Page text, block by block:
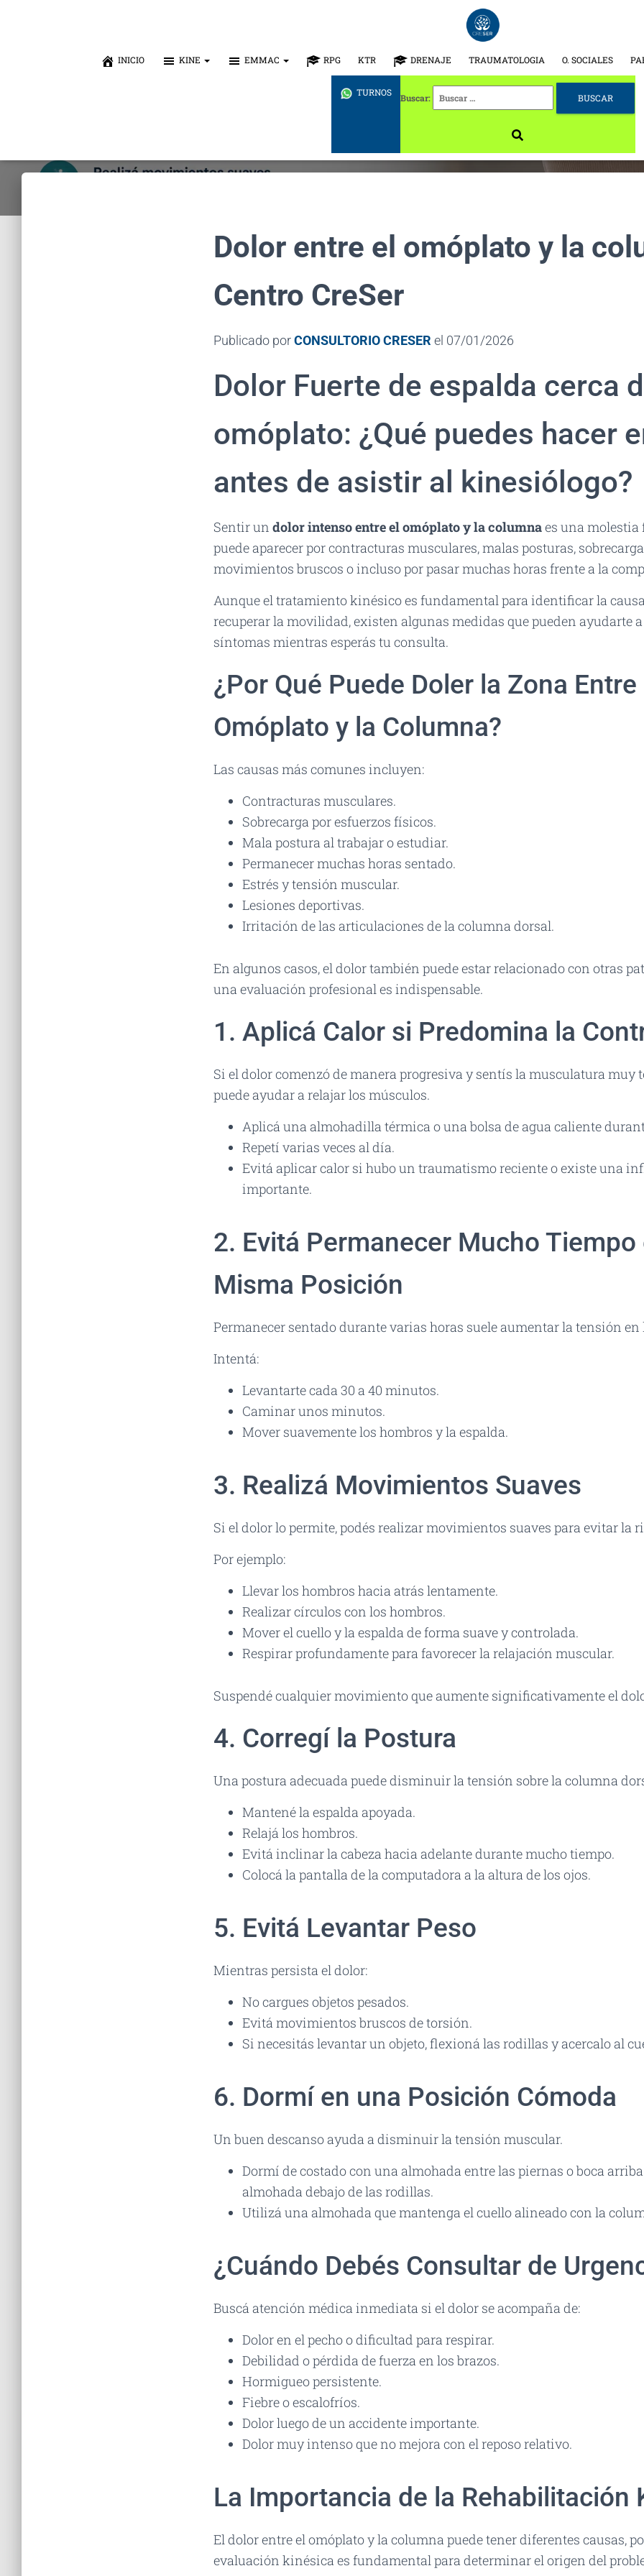
INICIO KINE EMMAC RPG KTR DRENAJE TRAUMATOLOGIA O. SOCIALES
TURNOS Buscar:
Dolor entre el omóplato y la
Centro CreSer
Publicado porCONSULTORIO CRESER el 07/01/2026
Dolor Fuerte de espalda cerca
omóplato: ¿Qué puedes hacer
antes de asistir al kinesiólogo?
Sentir un dolor intenso entre el omóplato y la columnaes una molestia
puede aparecer por contracturas musculares, malas posturas,
movimientos bruscos o incluso por pasar muchas horas frente a la
Aunque el tratamiento kinésico es fundamental para identificar la
recuperar la movilidad, existen algunas medidas que pueden ayudarte
síntomas mientras esperás tu consulta.
¿Por Qué Puede Doler la Zona Entre
Omóplato y la Columna?
Las causas más comunes incluyen:
Contracturas musculares.
Sobrecarga por esfuerzos físicos.
Mala postura al trabajar o estudiar.
Permanecer muchas horas sentado.
Estrés y tensión muscular.
Lesiones deportivas.
Irritación de las articulaciones de la columna dorsal.
En algunos casos, el dolor también puede estar relacionado con otras
una evaluación profesional es indispensable.
1. Aplicá Calor si Predomina la
Si el dolor comenzó de manera progresiva y sentís la musculatura muy
puede ayudar a relajar los músculos.
Aplicá una almohadilla térmica o una bolsa de agua caliente
Repetí varias veces al día.
Evitá aplicar calor si hubo un traumatismo reciente o existe una
importante.
2. Evitá Permanecer Mucho Tiempo
Misma Posición
Permanecer sentado durante varias horas suele aumentar la tensión en
Intentá:
Levantarte cada 30 a 40 minutos.
Caminar unos minutos.
Mover suavemente los hombros y la espalda.
3. Realizá Movimientos Suaves
Si el dolor lo permite, podés realizar movimientos suaves para evitar la
Por ejemplo:
Llevar los hombros hacia atrás lentamente.
Realizar círculos con los hombros.
Mover el cuello y la espalda de forma suave y controlada.
Respirar profundamente para favorecer la relajación muscular.
Suspendé cualquier movimiento que aumente significativamente el
4. Corregí la Postura
Una postura adecuada puede disminuir la tensión sobre la columna
Mantené la espalda apoyada.
Relajá los hombros.
Evitá inclinar la cabeza hacia adelante durante mucho tiempo.
Colocá la pantalla de la computadora a la altura de los ojos.
5. Evitá Levantar Peso
Mientras persista el dolor:
No cargues objetos pesados.
Evitá movimientos bruscos de torsión.
Si necesitás levantar un objeto, flexioná las rodillas y acercalo al
6. Dormí en una Posición Cómoda
Un buen descanso ayuda a disminuir la tensión muscular.
Dormí de costado con una almohada entre las piernas o boca
almohada debajo de las rodillas.
Utilizá una almohada que mantenga el cuello alineado con la
¿Cuándo Debés Consultar de
Buscá atención médica inmediata si el dolor se acompaña de:
Dolor en el pecho o dificultad para respirar.
Debilidad o pérdida de fuerza en los brazos.
Hormigueo persistente.
Fiebre o escalofríos.
Dolor luego de un accidente importante.
Dolor muy intenso que no mejora con el reposo relativo.
La Importancia de la Rehabilitación
El dolor entre el omóplato y la columna puede tener diferentes causas,
evaluación kinésica es fundamental para determinar el origen del